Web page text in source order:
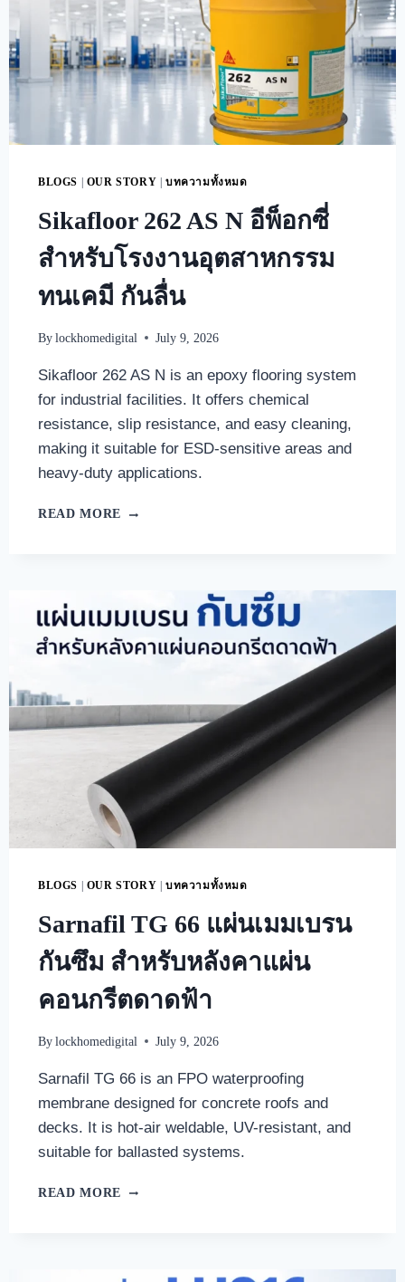
BLOGS OUR STORY บทความทั้งหมด
Sikafloor 262 AS N อีพ็อกซี่
สำหรับโรงงานอุตสาหกรรม
ทนเคมี กันลื่น
By lockhomedigital July 9, 2026
Sikafloor 262 AS N is an epoxy flooring system
for industrial facilities. It offers chemical
resistance, slip resistance, and easy cleaning,
making it suitable for ESD-sensitive areas and
heavy-duty applications.
READ MORE
BLOGS OUR STORY บทความทั้งหมด
Sarnafil TG 66 แผ่นเมมเบรน
กันซึม สำหรับหลังคาแผ่น
คอนกรีตดาดฟ้า
By lockhomedigital July 9, 2026
Sarnafil TG 66 is an FPO waterproofing
membrane designed for concrete roofs and
decks. It is hot-air weldable, UV-resistant, and
suitable for ballasted systems.
READ MORE